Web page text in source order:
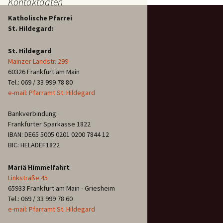
Katholische Pfarrei
St. Hildegard:
St. Hildegard
Mainzer Landstr. 299
60326 Frankfurt am Main
Tel.: 069 / 33 999 78 80
e-mail: Pfarramt St. Hildegard
Bankverbindung:
Frankfurter Sparkasse 1822
IBAN: DE65 5005 0201 0200 7844 12
BIC: HELADEF1822
Mariä Himmelfahrt
Linkstraße 45
65933 Frankfurt am Main - Griesheim
Tel.: 069 / 33 999 78 60
e-mail: Pfarramt St. Hildegard